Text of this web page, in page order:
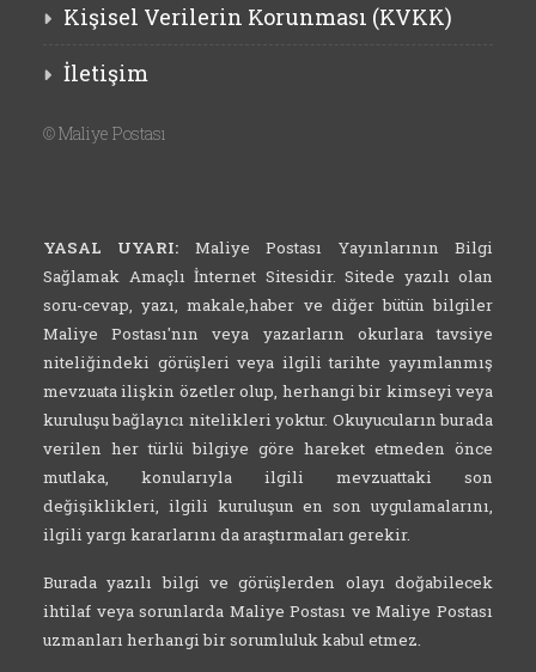
Kişisel Verilerin Korunması (KVKK)
İletişim
©Maliye Postası
YASAL UYARI: Maliye Postası Yayınlarının Bilgi
Sağlamak Amaçlı İnternet Sitesidir. Sitede yazılı olan
soru-cevap, yazı, makale,haber ve diğer bütün bilgiler
Maliye Postası'nın veya yazarların okurlara tavsiye
niteliğindeki görüşleri veya ilgili tarihte yayımlanmış
mevzuata ilişkin özetler olup, herhangi bir kimseyi veya
kuruluşu bağlayıcı nitelikleri yoktur. Okuyucuların burada
verilen her türlü bilgiye göre hareket etmeden önce
mutlaka, konularıyla ilgili mevzuattaki son
değişiklikleri, ilgili kuruluşun en son uygulamalarını,
ilgili yargı kararlarını da araştırmaları gerekir.
Burada yazılı bilgi ve görüşlerden olayı doğabilecek
ihtilaf veya sorunlarda Maliye Postası ve Maliye Postası
uzmanları herhangi bir sorumluluk kabul etmez.